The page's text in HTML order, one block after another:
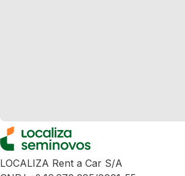
LOCALIZA Rent a Car S/A